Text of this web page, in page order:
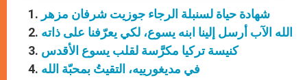
شهادة حياة لسنبلة الرجاء جوزيت شرفان مزهر
الله الآب أرسل إلينا ابنه يسوع، لكي يعرّفنا على ذاته
كنيسة تركيا مكرَّسة لقلب يسوع الأقدس
في مديغورييه، التقيتُ بمحبّة الله